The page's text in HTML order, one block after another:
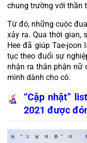
chung trường với thần
Từ đó, những cuộc
xảy ra. Qua thời gian,
Hee đã giúp Tae-
tục theo đuổi sự
nhận ra thân phận nữ
mình dành cho cô.
“Cập nhật”
2021 được